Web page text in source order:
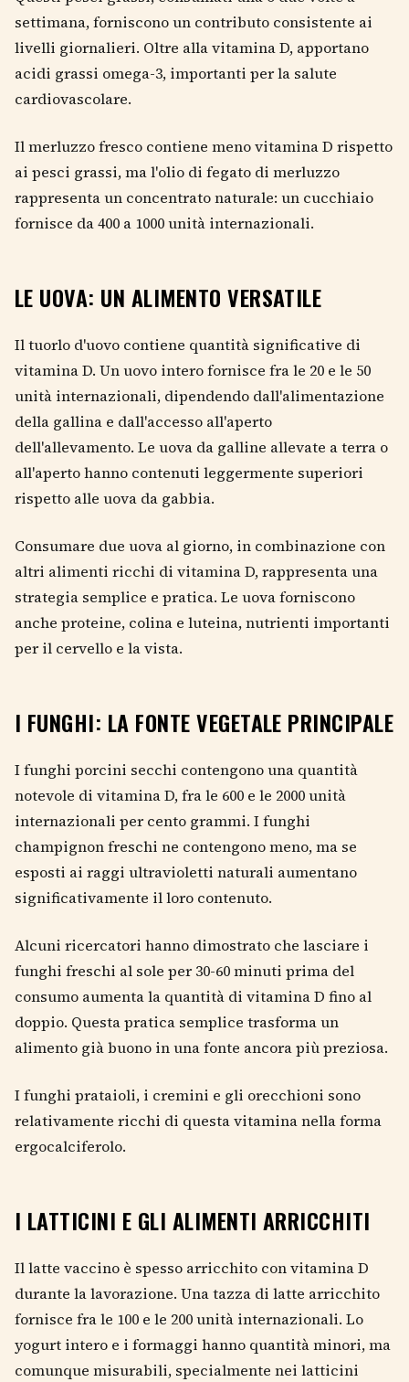
settimana, forniscono un contributo consistente ai
livelli giornalieri. Oltre alla vitamina D, apportano
acidi grassi omega-3, importanti per la salute
cardiovascolare.
Il merluzzo fresco contiene meno vitamina D rispetto
ai pesci grassi, ma l'olio di fegato di merluzzo
rappresenta un concentrato naturale: un cucchiaio
fornisce da 400 a 1000 unità internazionali.
LE UOVA: UN ALIMENTO VERSATILE
Il tuorlo d'uovo contiene quantità significative di
vitamina D. Un uovo intero fornisce fra le 20 e le 50
unità internazionali, dipendendo dall'alimentazione
della gallina e dall'accesso all'aperto
dell'allevamento. Le uova da galline allevate a terra o
all'aperto hanno contenuti leggermente superiori
rispetto alle uova da gabbia.
Consumare due uova al giorno, in combinazione con
altri alimenti ricchi di vitamina D, rappresenta una
strategia semplice e pratica. Le uova forniscono
anche proteine, colina e luteina, nutrienti importanti
per il cervello e la vista.
I FUNGHI: LA FONTE VEGETALE PRINCIPALE
I funghi porcini secchi contengono una quantità
notevole di vitamina D, fra le 600 e le 2000 unità
internazionali per cento grammi. I funghi
champignon freschi ne contengono meno, ma se
esposti ai raggi ultravioletti naturali aumentano
significativamente il loro contenuto.
Alcuni ricercatori hanno dimostrato che lasciare i
funghi freschi al sole per 30-60 minuti prima del
consumo aumenta la quantità di vitamina D fino al
doppio. Questa pratica semplice trasforma un
alimento già buono in una fonte ancora più preziosa.
I funghi prataioli, i cremini e gli orecchioni sono
relativamente ricchi di questa vitamina nella forma
ergocalciferolo.
I LATTICINI E GLI ALIMENTI ARRICCHITI
Il latte vaccino è spesso arricchito con vitamina D
durante la lavorazione. Una tazza di latte arricchito
fornisce fra le 100 e le 200 unità internazionali. Lo
yogurt intero e i formaggi hanno quantità minori, ma
comunque misurabili, specialmente nei latticini